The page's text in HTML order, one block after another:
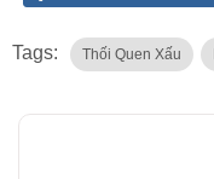
Tags: Thối Quen Xấu